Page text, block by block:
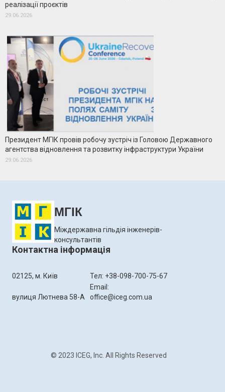
реалізації проєктів
29.06.2026
Президент МГІК провів робочу зустріч із Головою Державного
агентства відновлення та розвитку інфраструктури України
29.06.2026
МГІК
Міждержавна гільдія інженерів-
консультантів
Контактна інформація
02125, м. Київ
вулиця Лютнева 58-А
Тел: +38-098-700-75-67
Email:
office@iceg.com.ua
© 2023 ICEG, Inc. All Rights Reserved